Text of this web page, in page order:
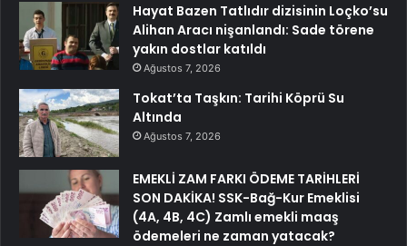
Hayat Bazen Tatlıdır dizisinin Loçko’su
Alihan Aracı nişanlandı: Sade törene
yakın dostlar katıldı
Ağustos 7, 2026
Tokat’ta Taşkın: Tarihi Köprü Su
Altında
Ağustos 7, 2026
EMEKLİ ZAM FARKI ÖDEME TARİHLERİ
SON DAKİKA! SSK-Bağ-Kur Emeklisi
(4A, 4B, 4C) Zamlı emekli maaş
ödemeleri ne zaman yatacak?